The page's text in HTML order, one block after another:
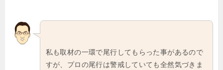
私も取材の一環で尾行してもらった事があるので
すが、プロの尾行は警戒していても全然気づきま